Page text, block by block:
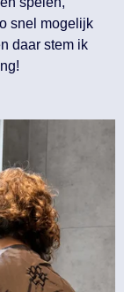
snel mogelijk
daar stem ik